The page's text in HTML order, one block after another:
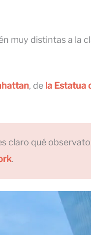
muy distintas a la
, de la Estatua
claro qué
.